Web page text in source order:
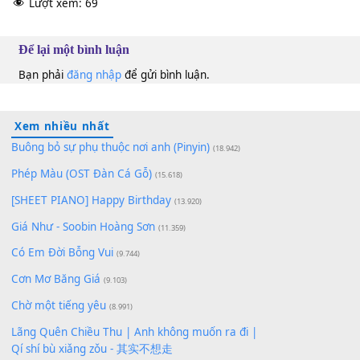
Châu Khải Phong &
Lượt xem: 69
Để lại một bình luận
Bạn phảiđăng nhậpđể gửi bình luận.
Xem nhiều nhất
Buông bỏ sự phụ thuộc nơi anh (Pinyin)
Phép Màu (OST Đàn Cá Gỗ)
[SHEET PIANO] Happy Birthday